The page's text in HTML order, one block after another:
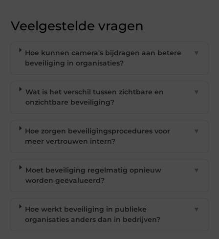
Veelgestelde vragen
Hoe kunnen camera's bijdragen aan betere
beveiliging in organisaties?
▼
Wat is het verschil tussen zichtbare en
onzichtbare beveiliging?
▼
Hoe zorgen beveiligingsprocedures voor
meer vertrouwen intern?
▼
Moet beveiliging regelmatig opnieuw
worden geëvalueerd?
▼
Hoe werkt beveiliging in publieke
organisaties anders dan in bedrijven?
▼